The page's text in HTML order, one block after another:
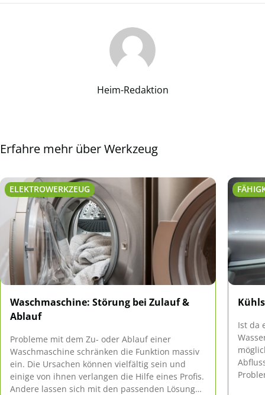
Heim-Redaktion
Erfahre mehr über Werkzeug
ELEKTROWERKZEUG
Waschmaschine: Störung bei Zulauf &
Ablauf
Probleme mit dem Zu- oder Ablauf einer
Waschmaschine schränken die Funktion massiv
ein. Die Ursachen können vielfältig sein und
einige von ihnen verlangen die Hilfe eines Profis.
Andere lassen sich mit den passenden Lösungen
Ist da